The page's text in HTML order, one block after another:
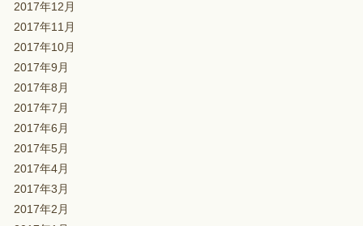
2017年12月
2017年11月
2017年10月
2017年9月
2017年8月
2017年7月
2017年6月
2017年5月
2017年4月
2017年3月
2017年2月